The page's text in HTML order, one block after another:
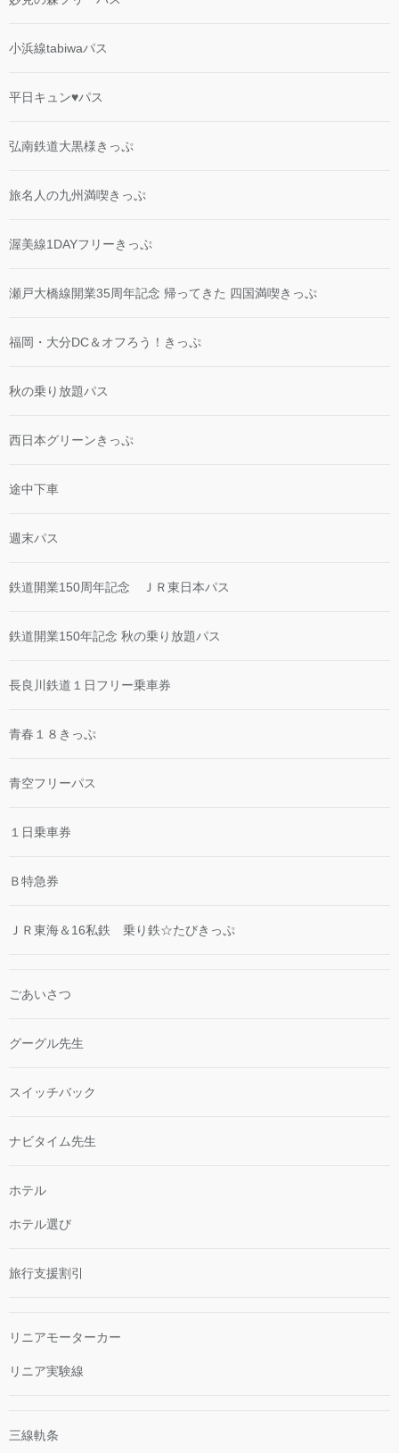
小浜線tabiwaパス
平日キュン♥パス
弘南鉄道大黒様きっぷ
旅名人の九州満喫きっぷ
渥美線1DAYフリーきっぷ
瀬戸大橋線開業35周年記念 帰ってきた 四国満喫きっぷ
福岡・大分DC＆オフろう！きっぷ
秋の乗り放題パス
西日本グリーンきっぷ
途中下車
週末パス
鉄道開業150周年記念 ＪＲ東日本パス
鉄道開業150年記念 秋の乗り放題パス
長良川鉄道１日フリー乗車券
青春１８きっぷ
青空フリーパス
１日乗車券
Ｂ特急券
ＪＲ東海＆16私鉄 乗り鉄☆たびきっぷ
ごあいさつ
グーグル先生
スイッチバック
ナビタイム先生
ホテル
ホテル選び
旅行支援割引
リニアモーターカー
リニア実験線
三線軌条